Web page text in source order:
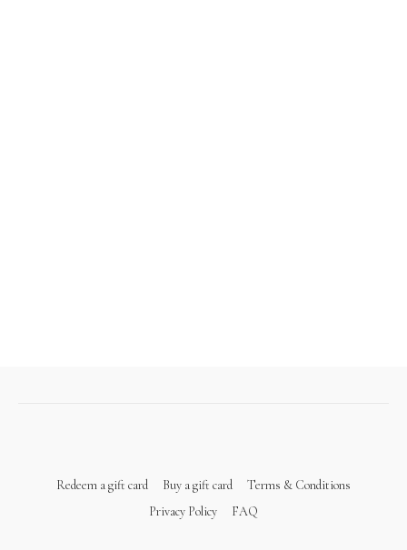
Redeem a gift card Buy a gift card
Terms & Conditions
Privacy Policy
FAQ